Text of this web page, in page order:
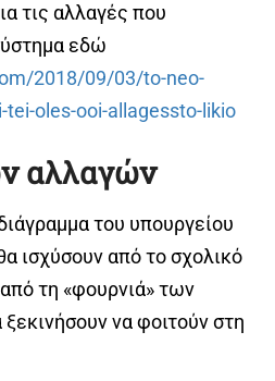
τις αλλαγές που
εδώ
2018/09/03/to-neo-
oles-ooi-allagessto-likio
αλλαγών
του υπουργείου
ισχύσουν από το σχολικό
τη «φουρνιά» των
να φοιτούν στη